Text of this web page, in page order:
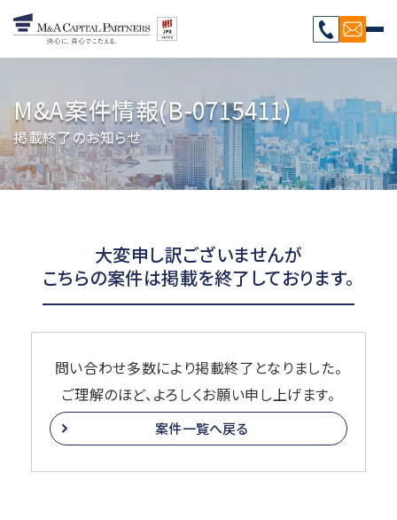
M&A案件情報(B-0715411)
掲載終了のお知らせ
大変申し訳ございませんが
こちらの案件は掲載を終了しております。
問い合わせ多数により掲載終了となりました。
ご理解のほど、よろしくお願い申し上げます。
案件一覧へ戻る